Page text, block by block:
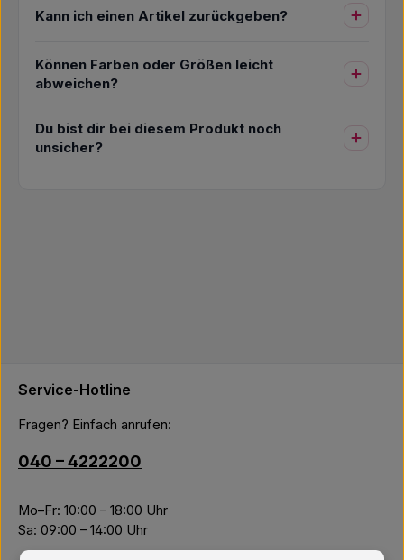
Kann ich einen Artikel zurückgeben?
Können Farben oder Größen leicht
abweichen?
Du bist dir bei diesem Produkt noch
unsicher?
Service-Hotline
Fragen? Einfach anrufen:
040 – 4222200
Mo–Fr: 10:00 – 18:00 Uhr
Sa: 09:00 – 14:00 Uhr